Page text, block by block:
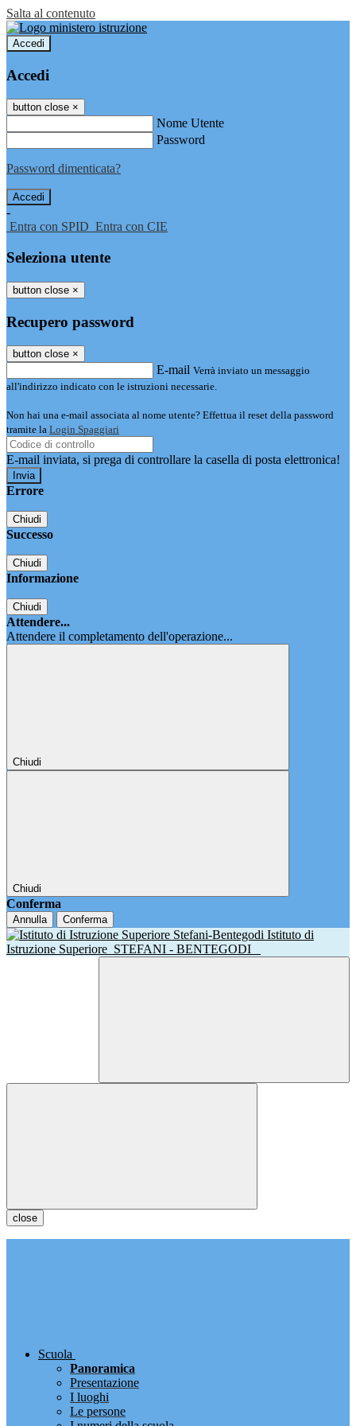
Salta al contenuto
Accedi
Accedi
button close ×
Nome Utente
Password
Password dimenticata?
-
Entra con SPID Entra con CIE
Seleziona utente
button close ×
Recupero password
button close ×
E-mail Verrà inviato un messaggio
all'indirizzo indicato con le istruzioni necessarie.
Non hai una e-mail associata al nome utente? Effettua il reset della password
tramite la Login Spaggiari
E-mail inviata, si prega di controllare la casella di posta elettronica!
Errore
Chiudi
Successo
Chiudi
Informazione
Chiudi
Attendere...
Attendere il completamento dell'operazione...
Chiudi
Chiudi
Conferma
Annulla Conferma
Istituto di
Istruzione Superiore STEFANI - BENTEGODI
close
Scuola
Panoramica
Presentazione
I luoghi
Le persone